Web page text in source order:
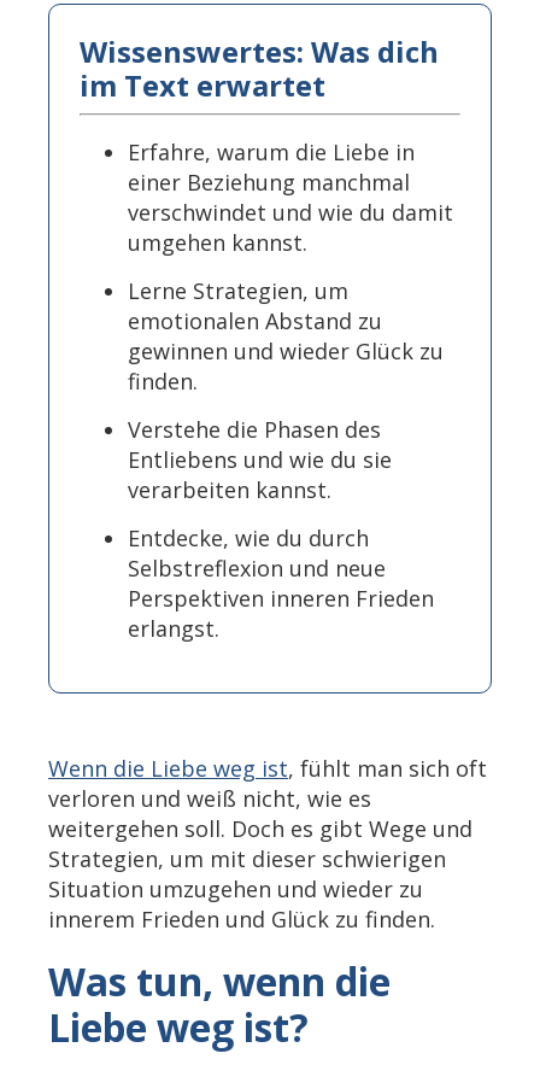
Wissenswertes: Was dich
im Text erwartet
Erfahre, warum die Liebe in
einer Beziehung manchmal
verschwindet und wie du damit
umgehen kannst.
Lerne Strategien, um
emotionalen Abstand zu
gewinnen und wieder Glück zu
finden.
Verstehe die Phasen des
Entliebens und wie du sie
verarbeiten kannst.
Entdecke, wie du durch
Selbstreflexion und neue
Perspektiven inneren Frieden
erlangst.
Wenn die Liebe weg ist, fühlt man sich oft
verloren und weiß nicht, wie es
weitergehen soll. Doch es gibt Wege und
Strategien, um mit dieser schwierigen
Situation umzugehen und wieder zu
innerem Frieden und Glück zu finden.
Was tun, wenn die
Liebe weg ist?